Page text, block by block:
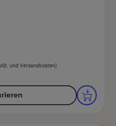
und Versandkosten]